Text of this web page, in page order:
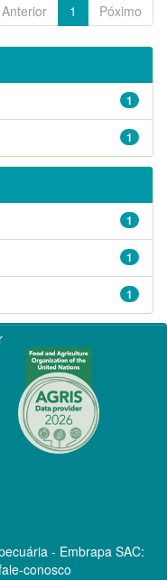
Anterior 1 Póximo
1
1
1
1
1
- Embrapa SAC:
conosco